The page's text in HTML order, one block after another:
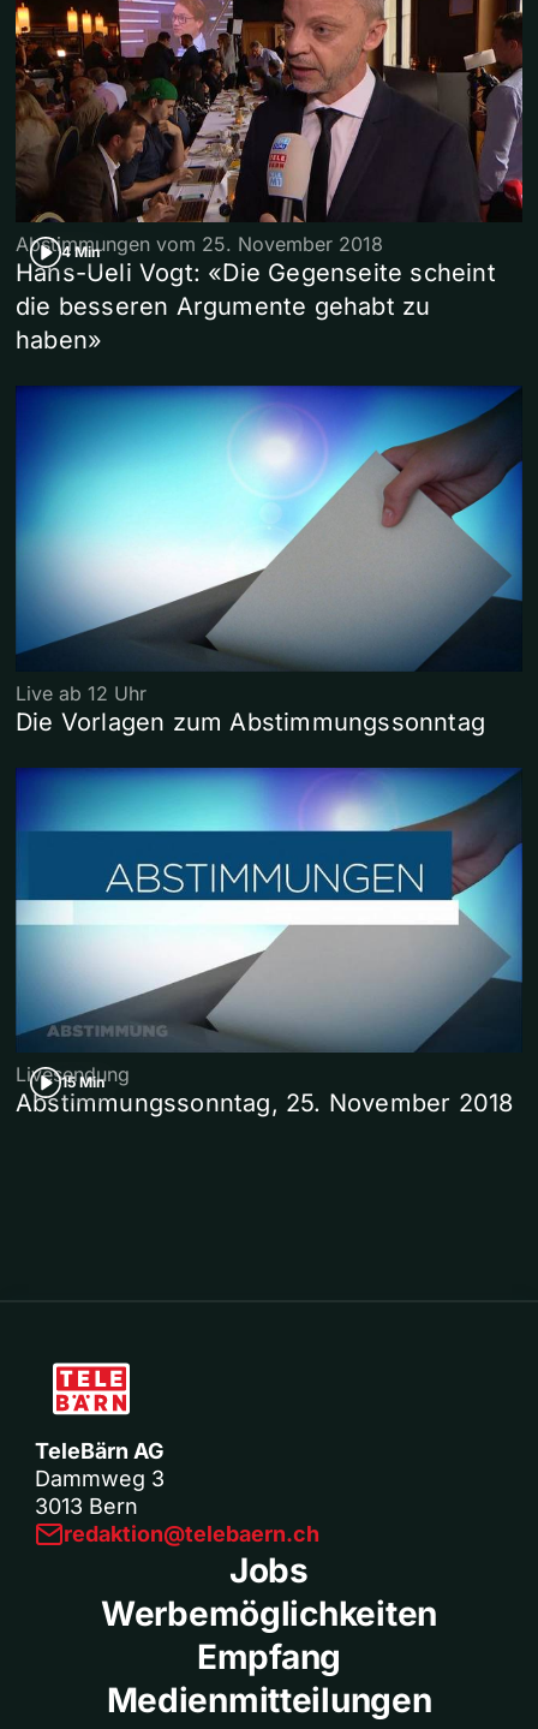
4 Min
Abstimmungen vom 25. November 2018
Hans-Ueli Vogt: «Die Gegenseite scheint
die besseren Argumente gehabt zu
haben»
Live ab 12 Uhr
Die Vorlagen zum Abstimmungssonntag
15 Min
Livesendung
Abstimmungssonntag, 25. November 2018
TeleBärn AG
Dammweg 3
3013 Bern
redaktion@telebaern.ch
Jobs
Werbemöglichkeiten
Empfang
Medienmitteilungen